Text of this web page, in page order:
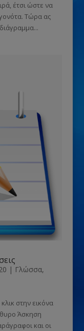
έτσι ώστε να
Τώρα ας
| Γλώσσα,
στην εικόνα
Άσκηση
και οι